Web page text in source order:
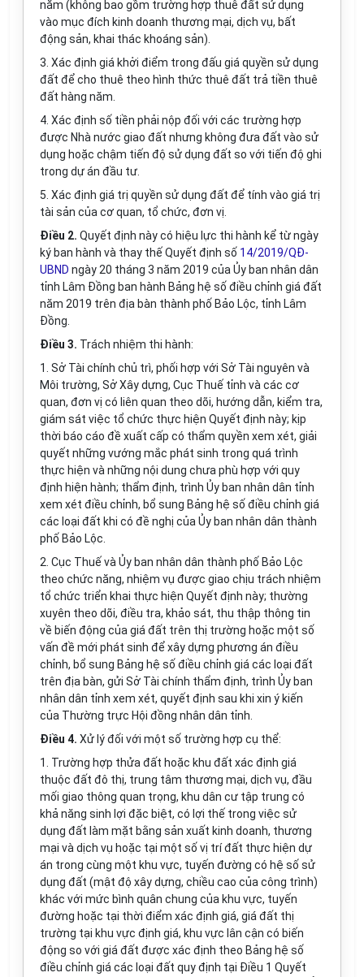
năm (không bao gồm trường hợp thuê đất sử dụng
vào mục đích kinh doanh thương mại, dịch vụ, bất
động sản, khai thác khoáng sản).
3. Xác định giá khởi điểm trong đấu giá quyền sử dụng
đất để cho thuê theo hình thức thuê đất trả tiền thuê
đất hàng năm.
4. Xác định số tiền phải nộp đối với các trường hợp
được Nhà nước giao đất nhưng không đưa đất vào sử
dụng hoặc chậm tiến độ sử dụng đất so với tiến độ ghi
trong dự án đầu tư.
5. Xác định giá trị quyền sử dụng đất để tính vào giá trị
tài sản của cơ quan, tổ chức, đơn vị.
Điều 2. Quyết định này có hiệu lực thi hành kể từ ngày
ký ban hành và thay thế Quyết định số 14/2019/QĐ-
UBND ngày 20 tháng 3 năm 2019 của Ủy ban nhân dân
tỉnh Lâm Đồng ban hành Bảng hệ số điều chỉnh giá đất
năm 2019 trên địa bàn thành phố Bảo Lộc, tỉnh Lâm
Đồng.
Điều 3. Trách nhiệm thi hành:
1. Sở Tài chính chủ trì, phối hợp với Sở Tài nguyên và
Môi trường, SởXây dựng, Cục Thuế tỉnh và các cơ
quan, đơn vị có liên quan theo dõi, hướng dẫn, kiểm tra,
giám sát việc tổ chức thực hiện Quyết định này; kịp
thời báo cáo đề xuất cấp có thẩm quyền xem xét, giải
quyết những vướng mắc phát sinh trong quá trình
thực hiện và những nội dung chưa phù hợp với quy
định hiện hành; thẩm định, trình Ủy ban nhân dân tỉnh
xem xét điều chỉnh, bổ sung Bảng hệ số điều chỉnh giá
các loại đất khi có đề nghị của Ủy ban nhân dân thành
phố Bảo Lộc.
2. Cục Thuế và Ủy ban nhân dân thành phố Bảo Lộc
theo chức năng, nhiệm vụ được giao chịu trách nhiệm
tổ chức triển khai thực hiện Quyết định này; thường
xuyên theo dõi, điều tra, khảo sát, thu thập thông tin
về biến động của giá đất trên thị trường hoặc một số
vấn đề mới phát sinh để xây dựng phương án điều
chỉnh, bổ sung Bảng hệ số điều chỉnh giá các loại đất
trên địa bàn, gửi Sở Tài chính thẩm định, trình Ủy ban
nhân dân tỉnh xem xét, quyết định sau khi xin ý kiến
của Thường trực Hội đồng nhân dân tỉnh.
Điều 4. Xử lý đối với một số trường hợp cụ thể:
1. Trường hợp thửa đất hoặc khu đất xác định giá
thuộc đất đô thị, trung tâm thương mại, dịch vụ, đầu
mối giao thông quan trọng, khu dân cư tập trung có
khả năng sinh lợi đặc biệt, có lợi thế trong việc sử
dụng đất làm mặt bằng sản xuất kinh doanh, thương
mại và dịch vụ hoặc tại một số vị trí đất thực hiện dự
án trong cùng một khu vực, tuyến đường có hệ số sử
dụng đất (mật độ xây dựng, chiều cao của công trình)
khác với mức bình quân chung của khu vực, tuyến
đường hoặc tại thời điểm xác định giá, giá đất thị
trường tại khu vực định giá, khu vực lân cận có biến
động so với giá đất được xác định theo Bảng hệ số
điều chỉnh giá các loại đất quy định tại Điều 1 Quyết